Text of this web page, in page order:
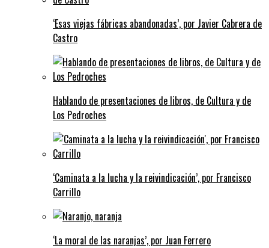
‘Esas viejas fábricas abandonadas’, por Javier Cabrera de
Castro
Hablando de presentaciones de libros, de Cultura y de
Los Pedroches
‘Caminata a la lucha y la reivindicación’, por Francisco
Carrillo
‘La moral de las naranjas’, por Juan Ferrero